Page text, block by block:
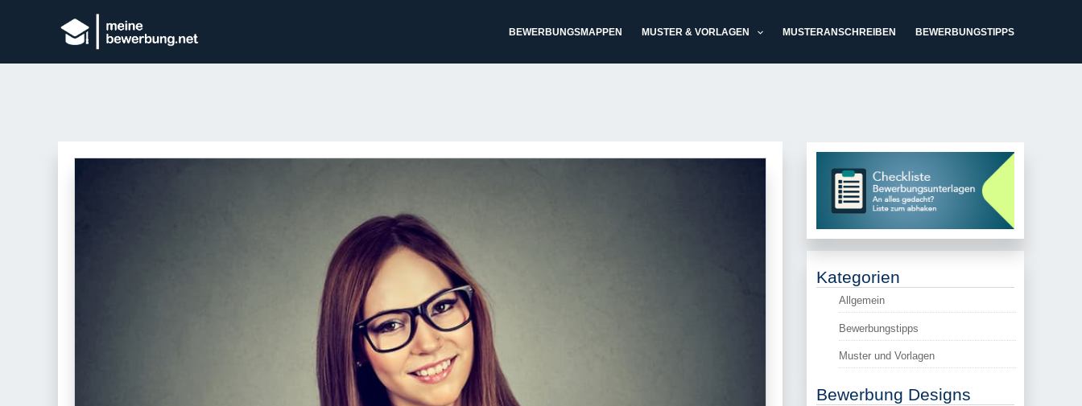
BEWERBUNGSMAPPEN MUSTER & VORLAGEN MUSTERANSCHREIBEN BEWERBUNGSTIPPS
Kategorien
Allgemein
Bewerbungstipps
Muster und Vorlagen
Bewerbung Designs